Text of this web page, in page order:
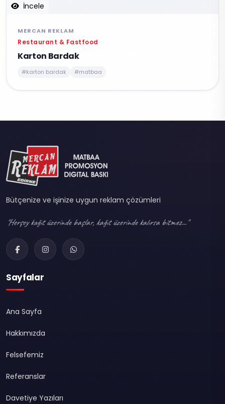
İncele
MERCAN REKLAM
Restaurant & Fastfood
Karton Bardak
#karton bardak #matbaa
Bütçenize ve işinize uygun reklam çözümleri
"Herşey kağıt üzerinde başlar, kağıt üzerinde kalırsa bitmez..."
Sayfalar
Ana Sayfa
Hakkımızda
Felsefemiz
Referanslar
Davetiye Yazıları